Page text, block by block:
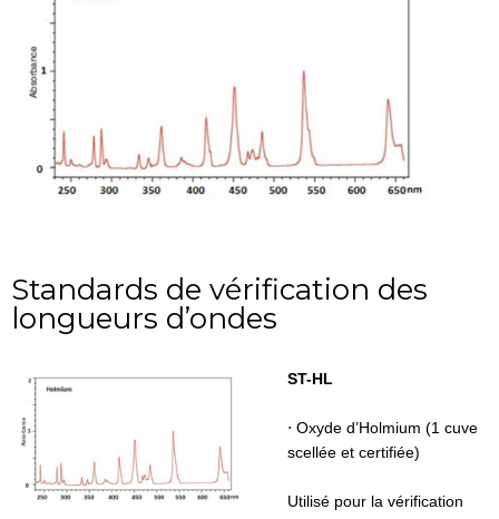
Standards de vérification des
longueurs d’ondes
ST-HL
⋅ Oxyde d’Holmium (1 cuve
scellée et certifiée)
Utilisé pour la vérification